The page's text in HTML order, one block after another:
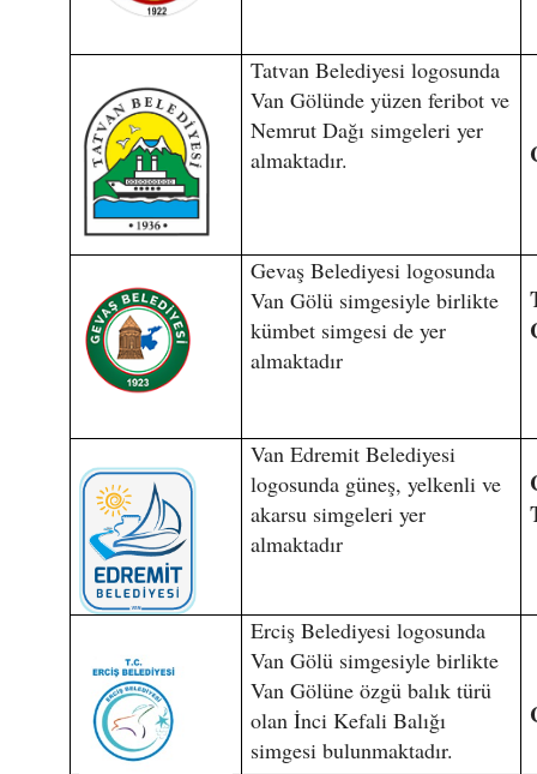
Tatvan Belediyesi logosunda
Van Gölünde yüzen feribot ve
Nemrut Dağı simgeleri yer
almaktadır.
Gevaş Belediyesi logosunda
Van Gölü simgesiyle birlikte
kümbet simgesi de yer
almaktadır
Van Edremit Belediyesi
logosunda güneş, yelkenli ve
akarsu simgeleri yer
almaktadır
Erciş Belediyesi logosunda
Van Gölü simgesiyle birlikte
Van Gölüne özgü balık türü
olan İnci Kefali Balığı
simgesi bulunmaktadır.